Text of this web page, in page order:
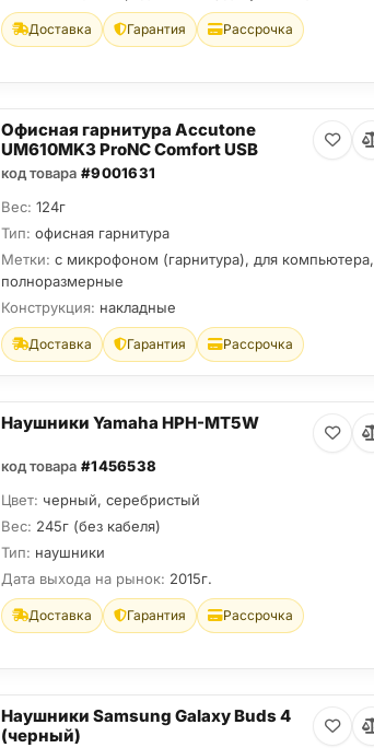
Доставка Гарантия Рассрочка
Офисная гарнитура Accutone
UM610MK3 ProNC Comfort USB
код товара #9001631
Вес: 124г
Тип: офисная гарнитура
Метки: с микрофоном (гарнитура), для компьютера,
полноразмерные
Конструкция: накладные
Доставка Гарантия Рассрочка
Наушники Yamaha HPH-MT5W
код товара #1456538
Цвет: черный, серебристый
Вес: 245г (без кабеля)
Тип: наушники
Дата выхода на рынок: 2015г.
Доставка Гарантия Рассрочка
Наушники Samsung Galaxy Buds 4
(черный)